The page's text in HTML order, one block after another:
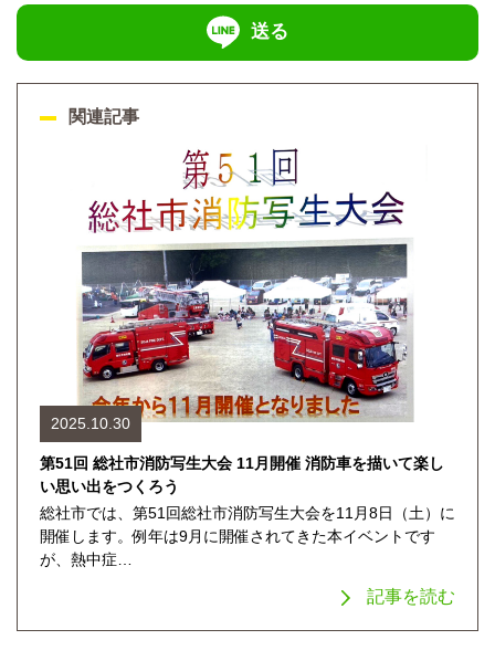
送る
関連記事
2025.10.30
第51回 総社市消防写生大会 11月開催 消防車を描いて楽し
い思い出をつくろう
総社市では、第51回総社市消防写生大会を11月8日（土）に
開催します。例年は9月に開催されてきた本イベントです
が、熱中症…
記事を読む